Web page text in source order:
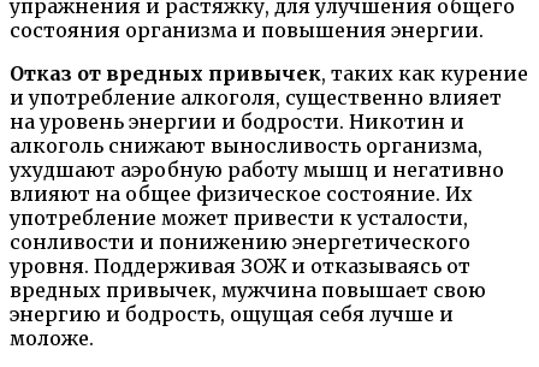
упражнения и растяжку, для улучшения общего
состояния организма и повышения энергии.
Отказ от вредных привычек, таких как курение
и употребление алкоголя, существенно влияет
на уровень энергии и бодрости. Никотин и
алкоголь снижают выносливость организма,
ухудшают аэробную работу мышц и негативно
влияют на общее физическое состояние. Их
употребление может привести к усталости,
сонливости и понижению энергетического
уровня. Поддерживая ЗОЖ и отказываясь от
вредных привычек, мужчина повышает свою
энергию и бодрость, ощущая себя лучше и
моложе.